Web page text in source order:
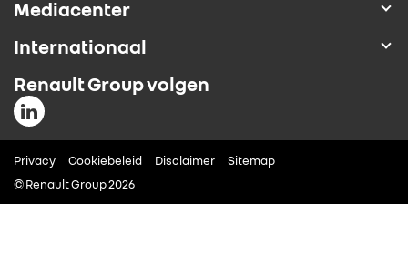
CONTACT
Mediacenter
Internationaal
Renault Group volgen
Privacy Cookiebeleid Disclaimer
Sitemap
© Renault Group 2026